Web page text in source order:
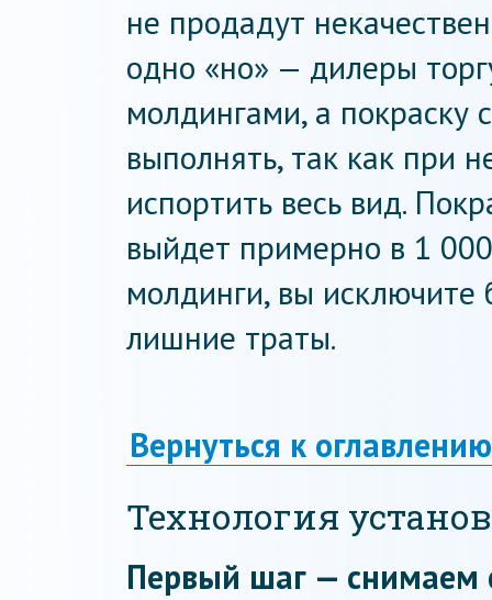
не продадут
одно «но» — дилеры
молдингами, а покраску
выполнять, так как при
испортить весь вид.
выйдет примерно в 1
молдинги, вы исключите
лишние траты.
Вернуться к оглавлению
Технология
Первый шаг — снимаем